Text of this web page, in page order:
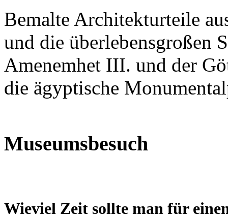
Bemalte Architekturteile
und die überlebensgroßen
Amenemhet III. und der
die ägyptische
Museumsbesuch
Wieviel Zeit sollte man für